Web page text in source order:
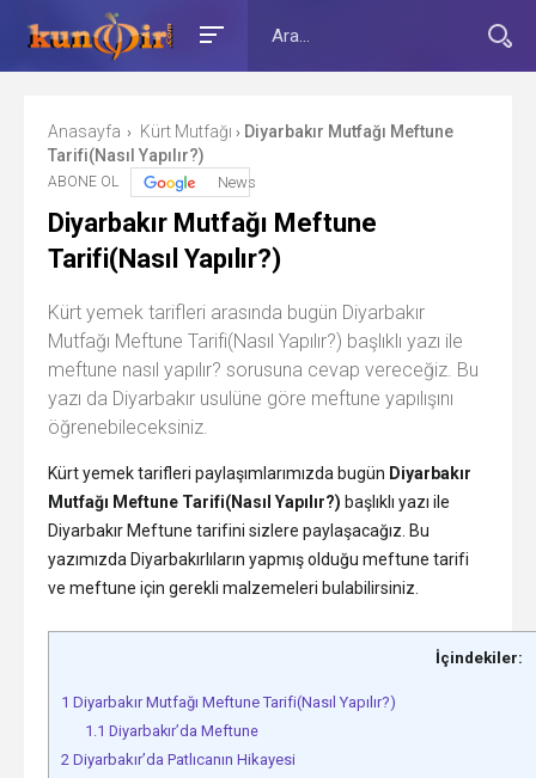
Anasayfa › Kürt Mutfağı › Diyarbakır Mutfağı Meftune
Tarifi(Nasıl Yapılır?)
ABONE OL News
Diyarbakır Mutfağı Meftune
Tarifi(Nasıl Yapılır?)
Kürt yemek tarifleri arasında bugün Diyarbakır
Mutfağı Meftune Tarifi(Nasıl Yapılır?) başlıklı yazı ile
meftune nasıl yapılır? sorusuna cevap vereceğiz. Bu
yazı da Diyarbakır usulüne göre meftune yapılışını
öğrenebileceksiniz.
Kürt yemek tarifleri paylaşımlarımızda bugün Diyarbakır
Mutfağı Meftune Tarifi(Nasıl Yapılır?) başlıklı yazı ile
Diyarbakır Meftune tarifini sizlere paylaşacağız. Bu
yazımızda Diyarbakırlıların yapmış olduğu meftune tarifi
ve meftune için gerekli malzemeleri bulabilirsiniz.
İçindekiler:
1 Diyarbakır Mutfağı Meftune Tarifi(Nasıl Yapılır?)
1.1 Diyarbakır’da Meftune
2 Diyarbakır’da Patlıcanın Hikayesi